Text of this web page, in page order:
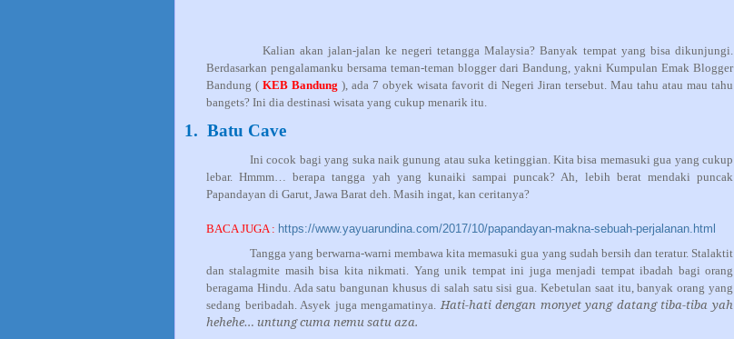
Kalian akan jalan-jalan ke negeri tetangga Malaysia? Banyak tempat yang bisa dikunjungi.
Berdasarkan pengalamanku bersama teman-teman blogger dari Bandung, yakni Kumpulan Emak Blogger
Bandung ( KEB Bandung ), ada 7 obyek wisata favorit di Negeri Jiran tersebut. Mau tahu atau mau tahu
bangets? Ini dia destinasi wisata yang cukup menarik itu.
1. Batu Cave
Ini cocok bagi yang suka naik gunung atau suka ketinggian. Kita bisa memasuki gua yang cukup
lebar. Hmmm… berapa tangga yah yang kunaiki sampai puncak? Ah, lebih berat mendaki puncak
Papandayan di Garut, Jawa Barat deh. Masih ingat, kan ceritanya?
BACA JUGA : https://www.yayuarundina.com/2017/10/papandayan-makna-sebuah-perjalanan.html
Tangga yang berwarna-warni membawa kita memasuki gua yang sudah bersih dan teratur. Stalaktit
dan stalagmite masih bisa kita nikmati. Yang unik tempat ini juga menjadi tempat ibadah bagi orang
beragama Hindu. Ada satu bangunan khusus di salah satu sisi gua. Kebetulan saat itu, banyak orang yang
sedang beribadah. Asyek juga mengamatinya. Hati-hati dengan monyet yang datang tiba-tiba yah
hehehe… untung cuma nemu satu aza.